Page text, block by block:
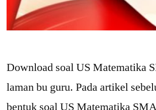
Download soal US Matematika
laman bu guru. Pada artikel
bentuk soal US Matematika